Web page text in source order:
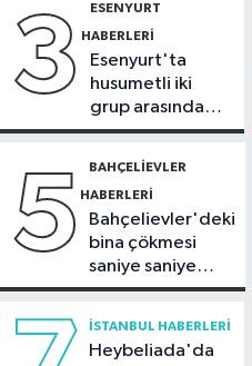
Kayalık
5 katlı
3 ESENYURT
HABERLERI
Esenyurt'ta
husumetli iki
grup arasında
silahlı kavga
5 BAHÇELIEVLER
HABERLERI
Bahçelievler'deki
bina çökmesi
saniye saniye
görüntülendi
İSTANBUL HABERLERI
Heybeliada'da